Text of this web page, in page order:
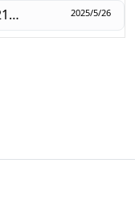
产品对比：安讯士 AXIS M4215-LV M4215-V M4216-LV M4216-V M4218-LV M4218-V 2025/5/26